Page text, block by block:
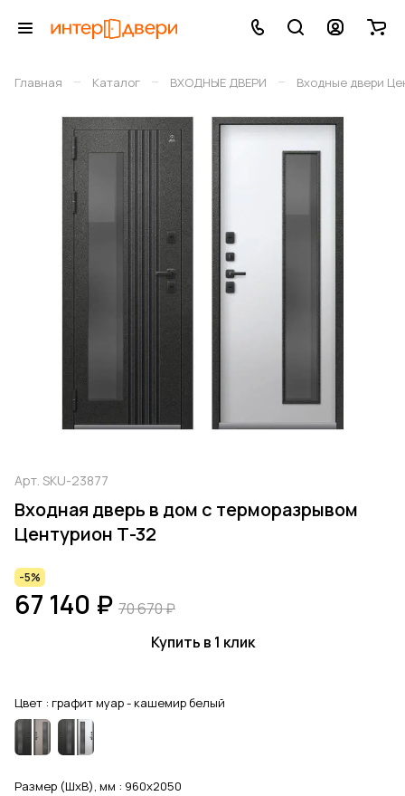
Главная – Каталог – ВХОДНЫЕ ДВЕРИ – Входные двери
Арт. SKU-23877
Входная дверь в дом с терморазрывом
Центурион Т-32
-5%
67 140 ₽ 70 670 ₽
Купить в 1 клик
Цвет : графит муар - кашемир белый
Размер (ШхВ), мм : 960x2050